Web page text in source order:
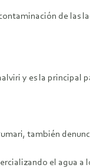
de las
y es la
también
el agua a